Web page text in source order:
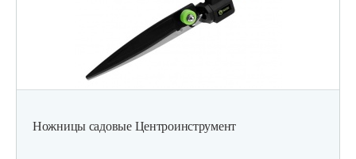
Ножницы садовые Центроинструмент